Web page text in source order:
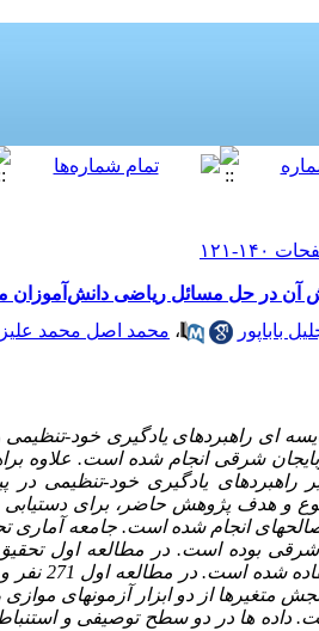
آن در حل مسائل ریاضی دانش‌آموزان
باباپور ، محمد اصل محمد
ای راهبردهای یادگیری خود-
شرقی انجام شده است.
راهبردهای یادگیری خود-تنظیمی
و هدف پژوهش حاضر، برای دستیابی
انجام شده است. جامعه آماری
شرقی بوده است. در مطالعه اول
متغیرها از دو ابزار آزمونهای
داده ها در دو سطح توصیفی و